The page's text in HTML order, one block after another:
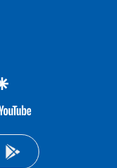
google
youtube-